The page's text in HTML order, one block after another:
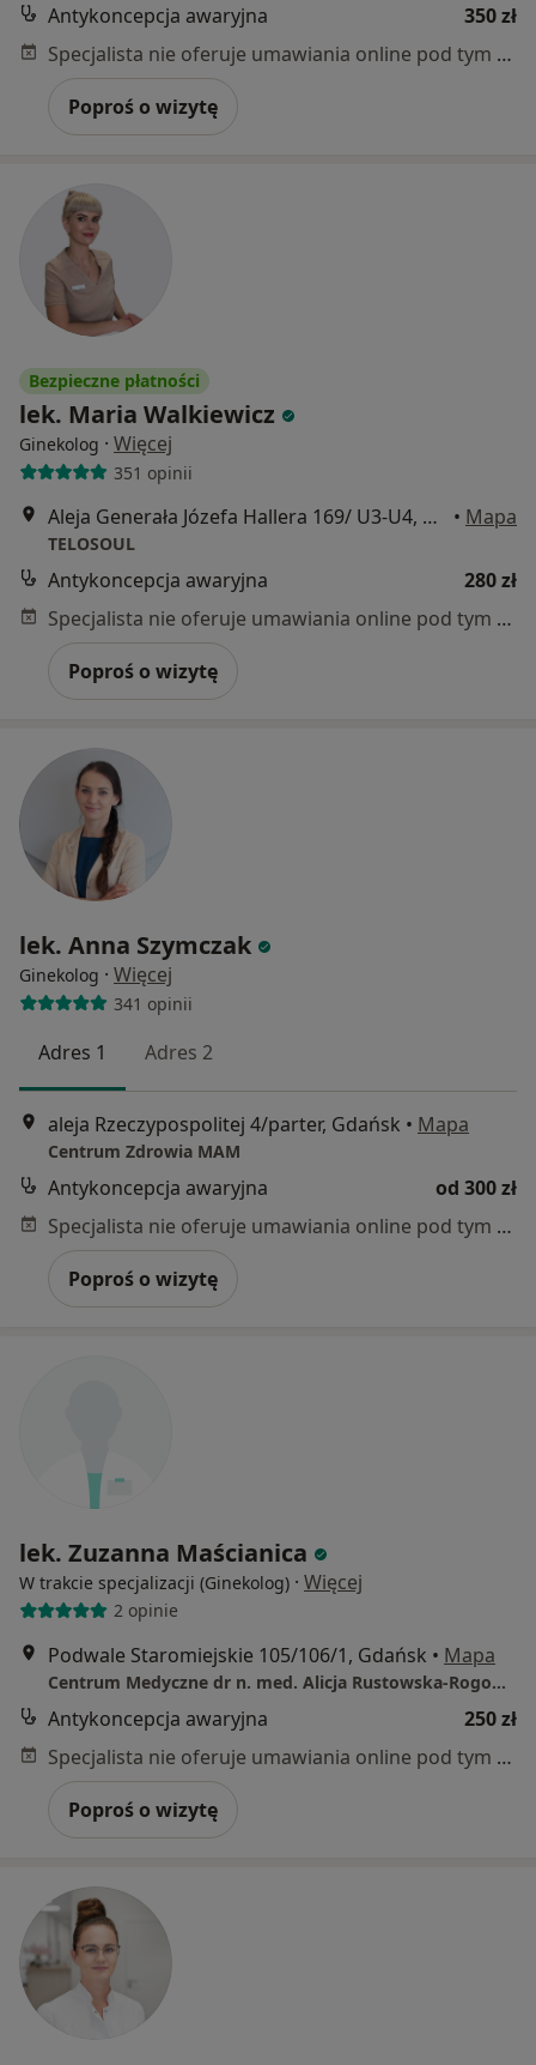
Antykoncepcja awaryjna
350 zł
Specjalista nie oferuje umawiania online pod tym adresem.
Poproś o wizytę
Bezpieczne płatności
lek. Maria Walkiewicz
Ginekolog · Więcej
351 opinii
Aleja Generała Józefa Hallera 169/ U3-U4, Gdańsk • Mapa
TELOSOUL
Antykoncepcja awaryjna
280 zł
Specjalista nie oferuje umawiania online pod tym adresem.
Poproś o wizytę
lek. Anna Szymczak
Ginekolog · Więcej
341 opinii
Adres 1 Adres 2
aleja Rzeczypospolitej 4/parter, Gdańsk • Mapa
Centrum Zdrowia MAM
Antykoncepcja awaryjna
od 300 zł
Specjalista nie oferuje umawiania online pod tym adresem.
Poproś o wizytę
lek. Zuzanna Maścianica
W trakcie specjalizacji (Ginekolog) · Więcej
2 opinie
Podwale Staromiejskie 105/106/1, Gdańsk • Mapa
Centrum Medyczne dr n. med. Alicja Rustowska-Rogowska i Partnerzy
Antykoncepcja awaryjna
250 zł
Specjalista nie oferuje umawiania online pod tym adresem.
Poproś o wizytę